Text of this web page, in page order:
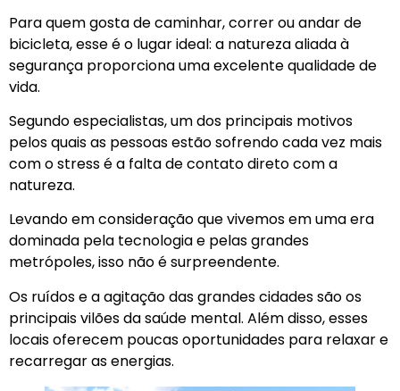
Para quem gosta de caminhar, correr ou andar de
bicicleta, esse é o lugar ideal: a natureza aliada à
segurança proporciona uma excelente qualidade de
vida.
Segundo especialistas, um dos principais motivos
pelos quais as pessoas estão sofrendo cada vez mais
com o stress é a falta de contato direto com a
natureza.
Levando em consideração que vivemos em uma era
dominada pela tecnologia e pelas grandes
metrópoles, isso não é surpreendente.
Os ruídos e a agitação das grandes cidades são os
principais vilões da saúde mental. Além disso, esses
locais oferecem poucas oportunidades para relaxar e
recarregar as energias.